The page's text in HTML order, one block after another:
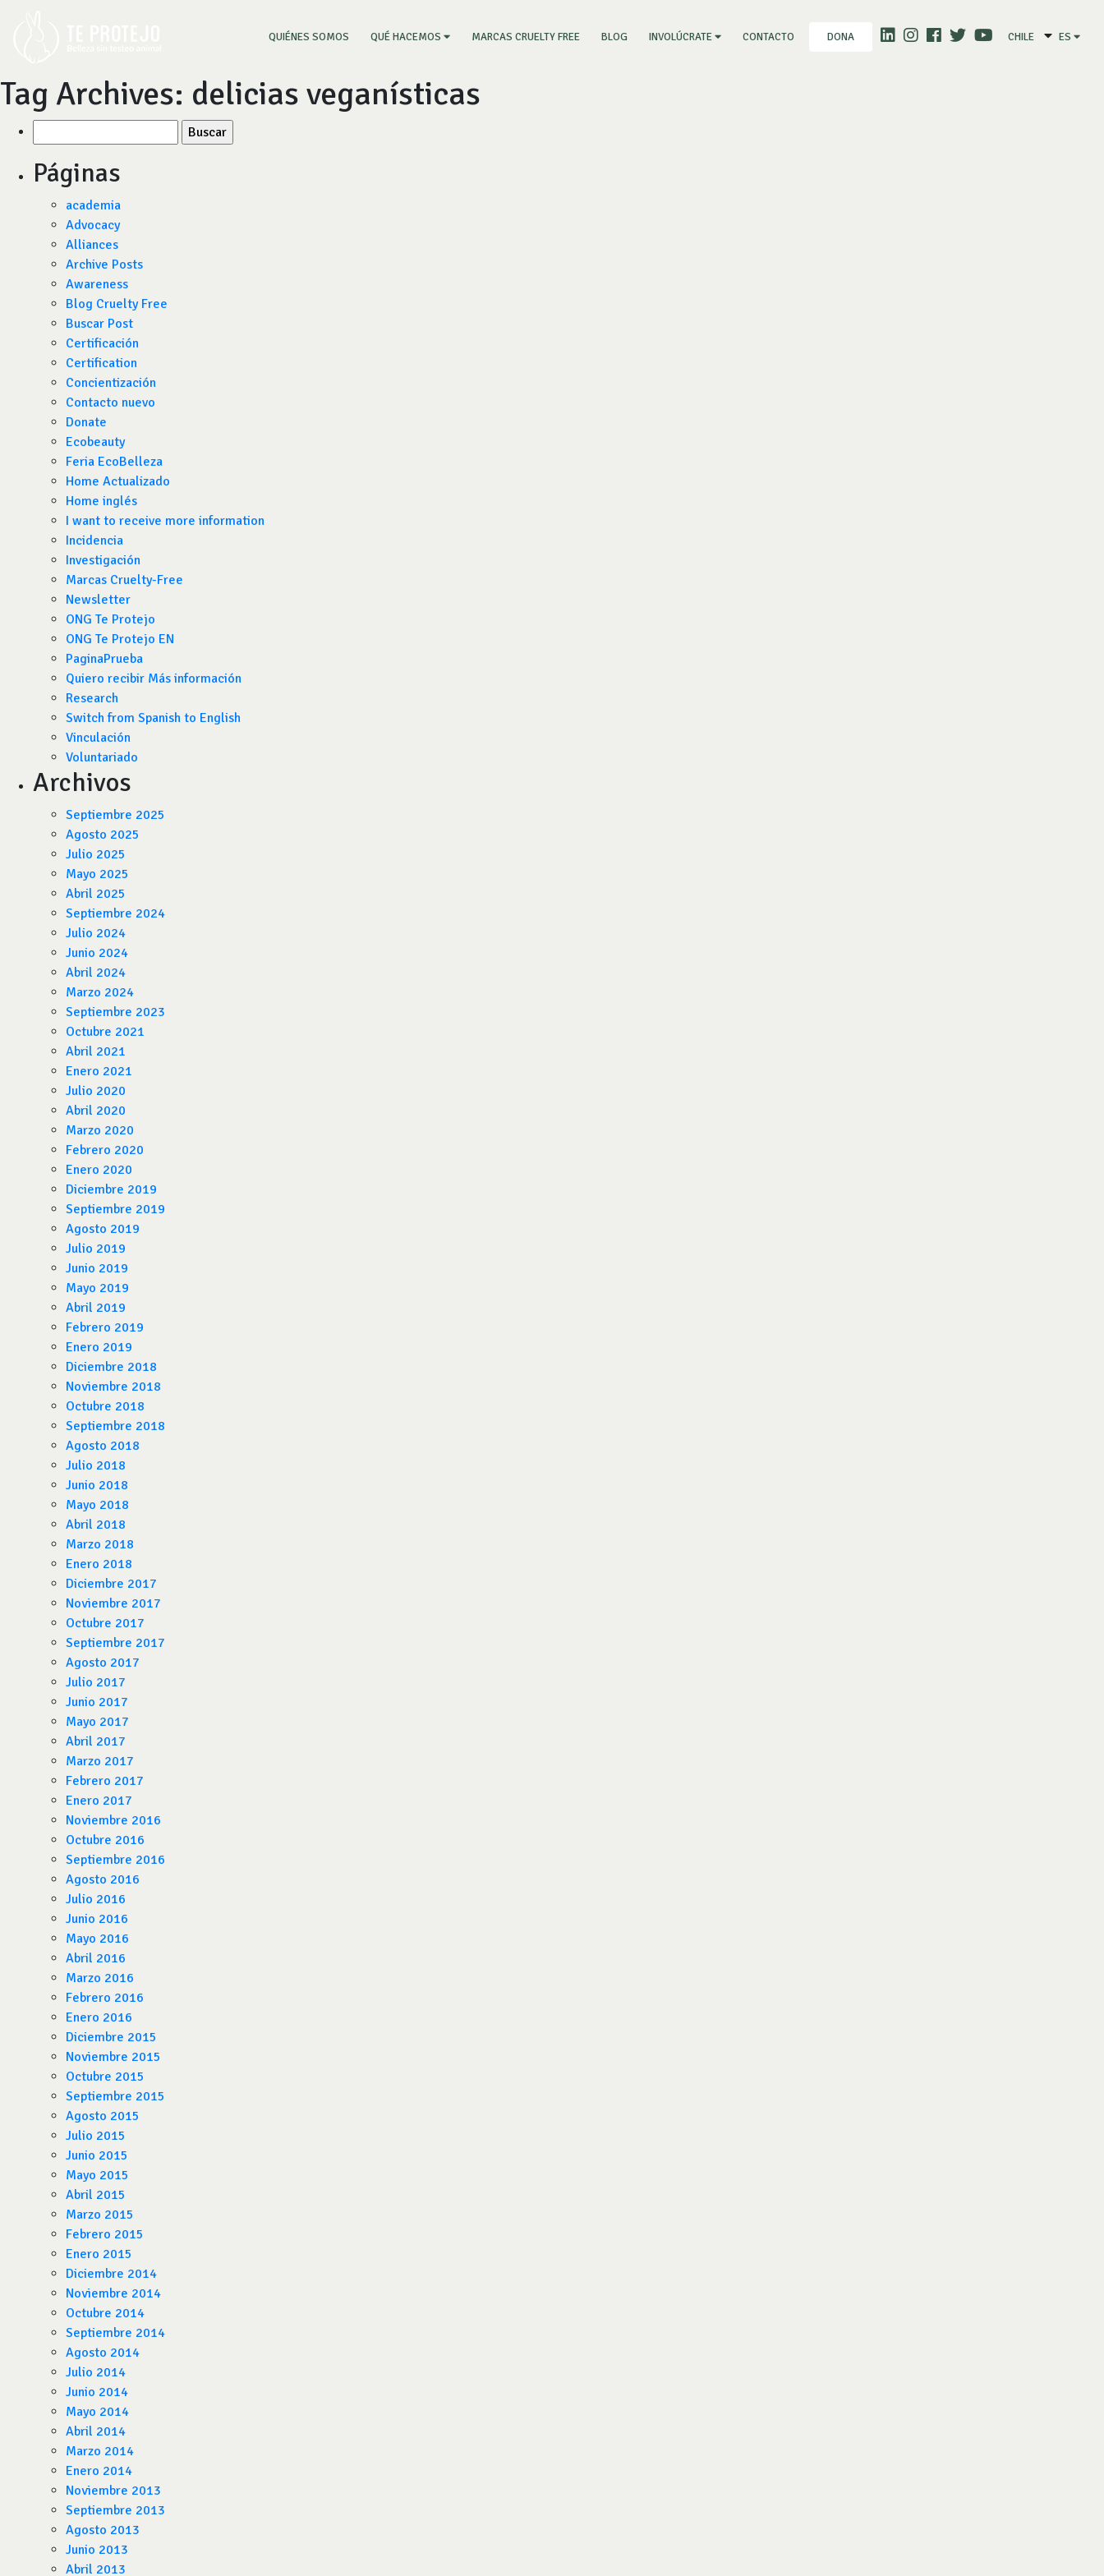
QUIÉNES SOMOS (CURRENT)
QUÉ HACEMOS MARCAS CRUELTY FREE BLOG INVOLÚCRATE CONTACTO DONA CHILE ES
Tag Archives: delicias veganísticas
por:
Páginas
academia
Advocacy
Alliances
Archive Posts
Awareness
Blog Cruelty Free
Buscar Post
Certificación
Certification
Concientización
Contacto nuevo
Donate
Ecobeauty
Feria EcoBelleza
Home Actualizado
Home inglés
I want to receive more information
Incidencia
Investigación
Marcas Cruelty-Free
Newsletter
ONG Te Protejo
ONG Te Protejo EN
PaginaPrueba
Quiero recibir Más información
Research
Switch from Spanish to English
Vinculación
Voluntariado
Archivos
Septiembre 2025
Agosto 2025
Julio 2025
Mayo 2025
Abril 2025
Septiembre 2024
Julio 2024
Junio 2024
Abril 2024
Marzo 2024
Septiembre 2023
Octubre 2021
Abril 2021
Enero 2021
Julio 2020
Abril 2020
Marzo 2020
Febrero 2020
Enero 2020
Diciembre 2019
Septiembre 2019
Agosto 2019
Julio 2019
Junio 2019
Mayo 2019
Abril 2019
Febrero 2019
Enero 2019
Diciembre 2018
Noviembre 2018
Octubre 2018
Septiembre 2018
Agosto 2018
Julio 2018
Junio 2018
Mayo 2018
Abril 2018
Marzo 2018
Enero 2018
Diciembre 2017
Noviembre 2017
Octubre 2017
Septiembre 2017
Agosto 2017
Julio 2017
Junio 2017
Mayo 2017
Abril 2017
Marzo 2017
Febrero 2017
Enero 2017
Noviembre 2016
Octubre 2016
Septiembre 2016
Agosto 2016
Julio 2016
Junio 2016
Mayo 2016
Abril 2016
Marzo 2016
Febrero 2016
Enero 2016
Diciembre 2015
Noviembre 2015
Octubre 2015
Septiembre 2015
Agosto 2015
Julio 2015
Junio 2015
Mayo 2015
Abril 2015
Marzo 2015
Febrero 2015
Enero 2015
Diciembre 2014
Noviembre 2014
Octubre 2014
Septiembre 2014
Agosto 2014
Julio 2014
Junio 2014
Mayo 2014
Abril 2014
Marzo 2014
Enero 2014
Noviembre 2013
Septiembre 2013
Agosto 2013
Junio 2013
Abril 2013